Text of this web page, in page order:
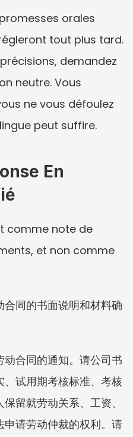
orales
tout plus tard.
demandez
neutre. Vous
ne vous défoulez
peut suffire.
En
comme note de
et non comme
同的书面说明和材料确
合同的通知。请公司书
试用期考核标准、考核
留就劳动关系、工资、
请劳动仲裁的权利。请